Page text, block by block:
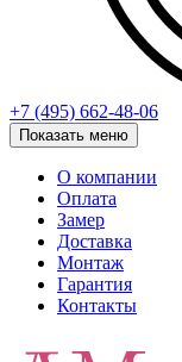
+7 (495) 662-48-06
Показать меню
О компании
Оплата
Замер
Доставка
Монтаж
Гарантия
Контакты